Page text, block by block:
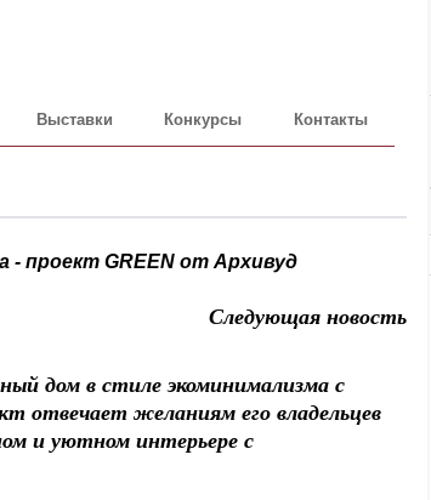
Выставки Конкурсы Контакты
- проект GREEN от Архивуд
Следующая новость
дом в стиле экоминимализма с
отвечает желаниям его владельцев
и уютном интерьере с